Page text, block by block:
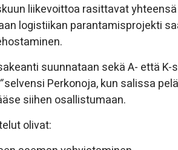
liikevoittoa rasittavat
logistiikan parantamisprojekti
suunnataan sekä A- että
selvensi Perkonoja, kun salissa
siihen osallistumaan.
olivat: